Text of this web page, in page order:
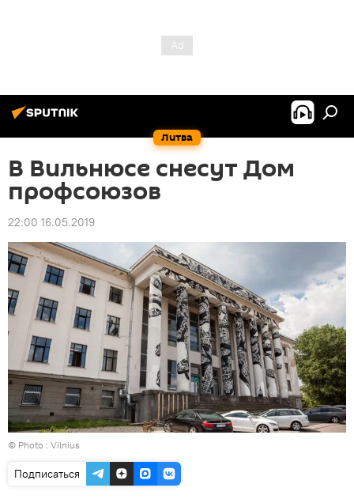
Литва
В Вильнюсе снесут Дом
профсоюзов
22:00 16.05.2019
© Photo : Vilnius
Подписаться